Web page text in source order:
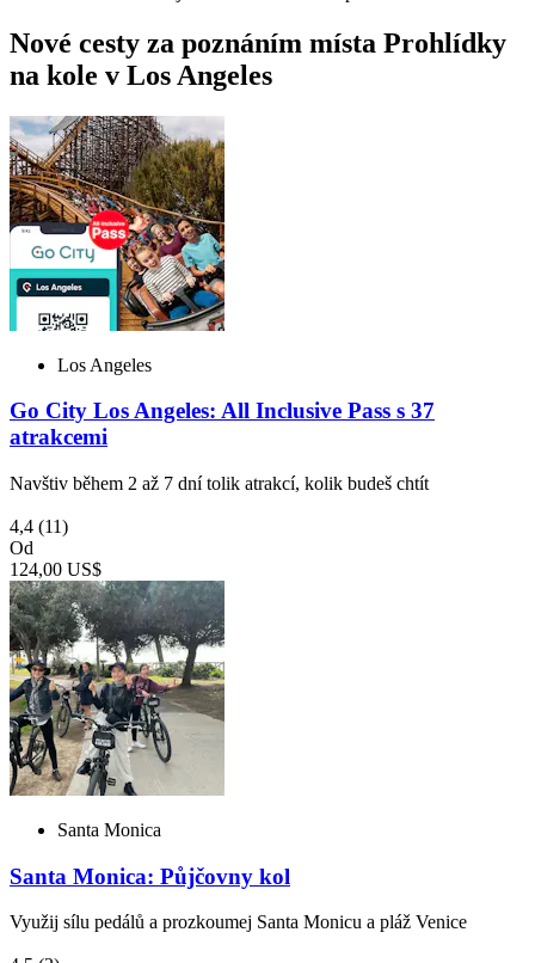
Nové cesty za poznáním místa Prohlídky
na kole v Los Angeles
Los Angeles
Go City Los Angeles: All Inclusive Pass s 37
atrakcemi
Navštiv během 2 až 7 dní tolik atrakcí, kolik budeš chtít
4,4 (11)
Od
124,00 US$
Santa Monica
Santa Monica: Půjčovny kol
Využij sílu pedálů a prozkoumej Santa Monicu a pláž Venice